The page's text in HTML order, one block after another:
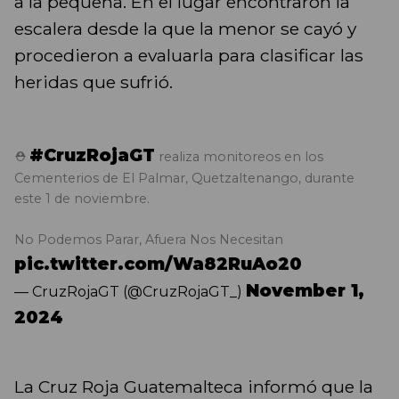
escalera desde la que la menor se cayó y
procedieron a evaluarla para clasificar las
heridas que sufrió.
⛑️ #CruzRojaGT realiza monitoreos en los
Cementerios de El Palmar, Quetzaltenango, durante
este 1 de noviembre.
No Podemos Parar, Afuera Nos Necesitan
pic.twitter.com/Wa82RuAo20
— CruzRojaGT (@CruzRojaGT_) November 1,
2024
La Cruz Roja Guatemalteca informó que la